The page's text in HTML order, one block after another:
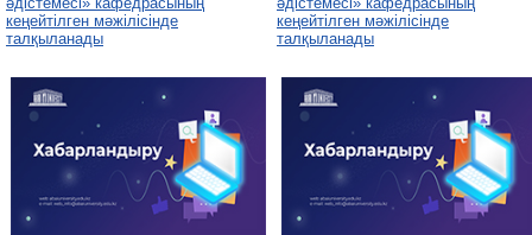
кеңейтілген мәжілісінде
талқыланады
кеңейтілген мәжілісінде
талқыланады